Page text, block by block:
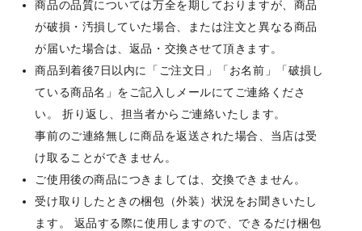
商品の品質については万全を期しておりますが、商品
が破損・汚損していた場合、または注文と異なる商品
が届いた場合は、返品・交換させて頂きます。
商品到着後7日以内に「ご注文日」「お名前」「破損し
ている商品名」をご記入しメールにてご連絡くださ
い。 折り返し、担当者からご連絡いたします。
事前のご連絡無しに商品を返送された場合、当店は受
け取ることができません。
ご使用後の商品につきましては、交換できません。
受け取りしたときの梱包（外装）状況をお聞きいたし
ます。 返品する際に使用しますので、できるだけ梱包